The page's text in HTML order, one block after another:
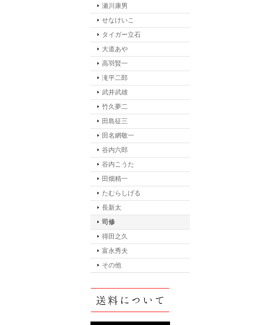
瀬川康男
せなけいこ
タイガー立石
大道あや
高羽賢一
滝平二郎
武井武雄
竹久夢二
田島征三
田名網敬一
谷内六郎
谷内こうた
田畑精一
たむらしげる
長新太
司修
得田之久
富永秀夫
その他